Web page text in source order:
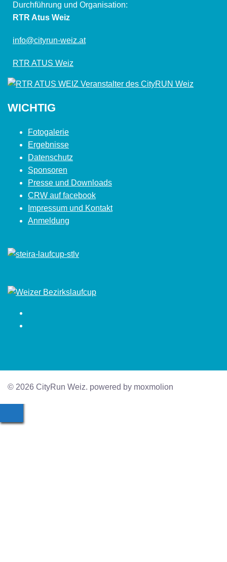
Durchführung und Organisation:
RTR Atus Weiz
info@cityrun-weiz.at
RTR ATUS Weiz
WICHTIG
Fotogalerie
Ergebnisse
Datenschutz
Sponsoren
Presse und Downloads
CRW auf facebook
Impressum und Kontakt
Anmeldung
© 2026 CityRun Weiz. powered by moxmolion